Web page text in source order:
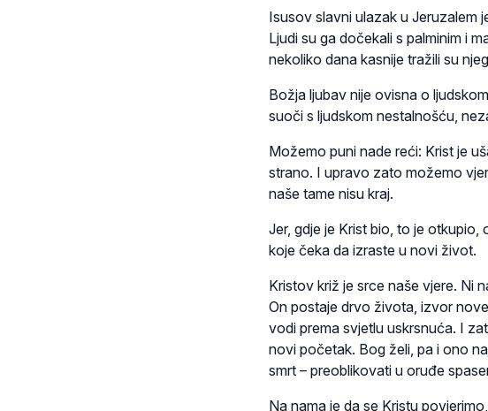
Isusov slavni ulazak u Jeruzalem
Ljudi su ga dočekali s palminim i
nekoliko dana kasnije tražili su
Božja ljubav nije ovisna o
suoči s ljudskom nestalnošću,
Možemo puni nade reći: Krist je
strano. I upravo zato možemo
naše tame nisu kraj.
Jer, gdje je Krist bio, to je
koje čeka da izraste u novi život.
Kristov križ je srce naše vjere. Ni
On postaje drvo života, izvor
vodi prema svjetlu uskrsnuća. I
novi početak. Bog želi, pa i ono
smrt – preoblikovati u oruđe
Na nama je da se Kristu